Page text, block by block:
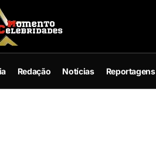
Redação Notícias Reportagens